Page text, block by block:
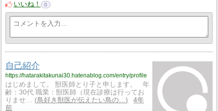
いいね！
0
自己紹介
https://hatarakitakunai30.hatenablog.com/entry/profile
はじめまして。 獣医師とり子と申します。 年
齢：30代 職業：獣医師（現在診療は行ってお
りませ…
鳥好き獣医が伝えたい鳥の…
4年
前